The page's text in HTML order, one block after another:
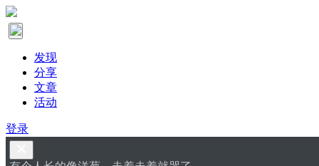
发现
分享
文章
活动
登录